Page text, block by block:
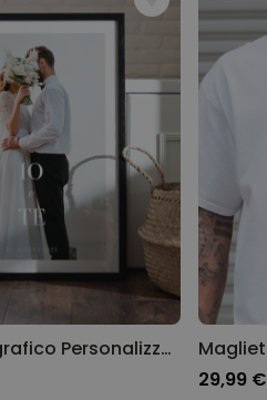
Poster Fotografico Personalizzato con Testo
29,99 €